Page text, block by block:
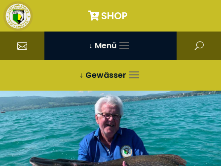
SHOP
↓ Menü
↓ Gewässer